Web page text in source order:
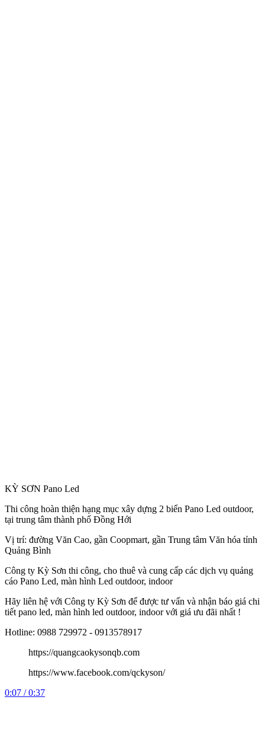
KỲ SƠN Pano Led
Thi công hoàn thiện hạng mục xây dựng 2 biển Pano Led outdoor,
tại trung tâm thành phố Đồng Hới
Vị trí: đường Văn Cao, gần Coopmart, gần Trung tâm Văn hóa tỉnh
Quảng Bình
Công ty Kỳ Sơn thi công, cho thuê và cung cấp các dịch vụ quảng
cáo Pano Led, màn hình Led outdoor, indoor
Hãy liên hệ với Công ty Kỳ Sơn để được tư vấn và nhận báo giá chi
tiết pano led, màn hình led outdoor, indoor với giá ưu đãi nhất !
Hotline: 0988 729972 - 0913578917
https://quangcaokysonqb.com
https://www.facebook.com/qckyson/
0:07 / 0:37